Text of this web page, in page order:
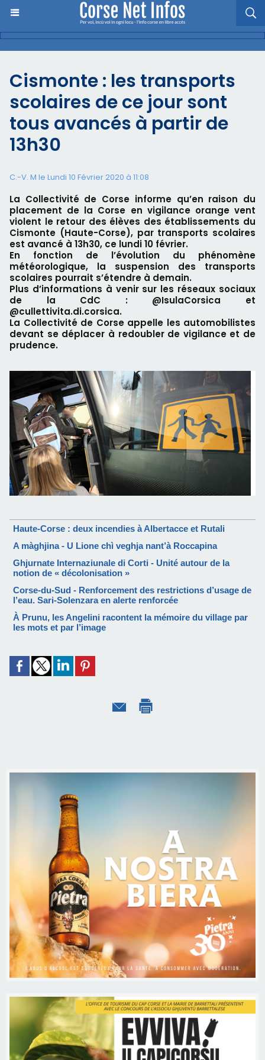
Cismonte : les transports
scolaires de ce jour sont
tous avancés à partir de
13h30
C.-V. M le Lundi 10 Février 2020 à 11:08
La Collectivité de Corse informe qu’en raison du
placement de la Corse en vigilance orange vent
violent le retour des élèves des établissements du
Cismonte (Haute-Corse), par transports scolaires
est avancé à 13h30, ce lundi 10 février.
En fonction de l’évolution du phénomène
météorologique, la suspension des transports
scolaires pourrait s’étendre à demain.
Plus d’informations à venir sur les réseaux sociaux
de la CdC : @IsulaCorsica et
@cullettivita.di.corsica.
La Collectivité de Corse appelle les automobilistes
devant se déplacer à redoubler de vigilance et de
prudence.
Haute-Corse : deux incendies à Albertacce et Rutali
A màghjina - U Lione chì veghja nant’à Roccapina
Ghjurnate Internaziunale di Corti - Unité autour de la
notion de « décolonisation »
Corse-du-Sud - Renforcement des restrictions d’usage de
l’eau. Sari-Solenzara en alerte renforcée
À Prunu, les Angelini racontent la mémoire du village par
les mots et par l’image